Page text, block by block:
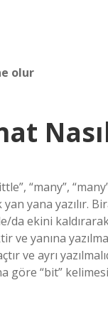
olur
“many”,
yana yazılır.
da ekini
ve yanına
ve ayrı
göre “bit”